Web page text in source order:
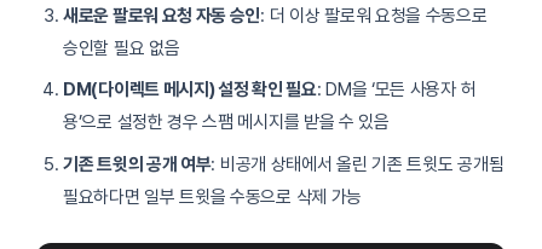
새로운 팔로워 요청 자동 승인: 더 이상 팔로워 요청을 수동으로
승인할 필요 없음
DM(다이렉트 메시지) 설정 확인 필요: DM을 ‘모든 사용자 허
용’으로 설정한 경우 스팸 메시지를 받을 수 있음
기존 트윗의 공개 여부: 비공개 상태에서 올린 기존 트윗도 공개됨
필요하다면 일부 트윗을 수동으로 삭제 가능